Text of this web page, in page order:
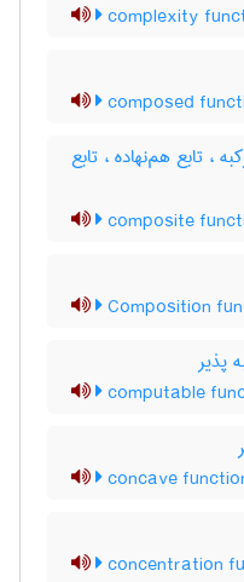
complexity
composed
، تابع هم‌نهاده ، تابع
composite
Composition
پذیر
computable
concave
concentration